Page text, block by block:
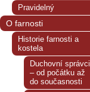
Pravidelný
O farnosti
Historie farnosti a
kostela
Duchovní správci
– od počátku až
do současnosti